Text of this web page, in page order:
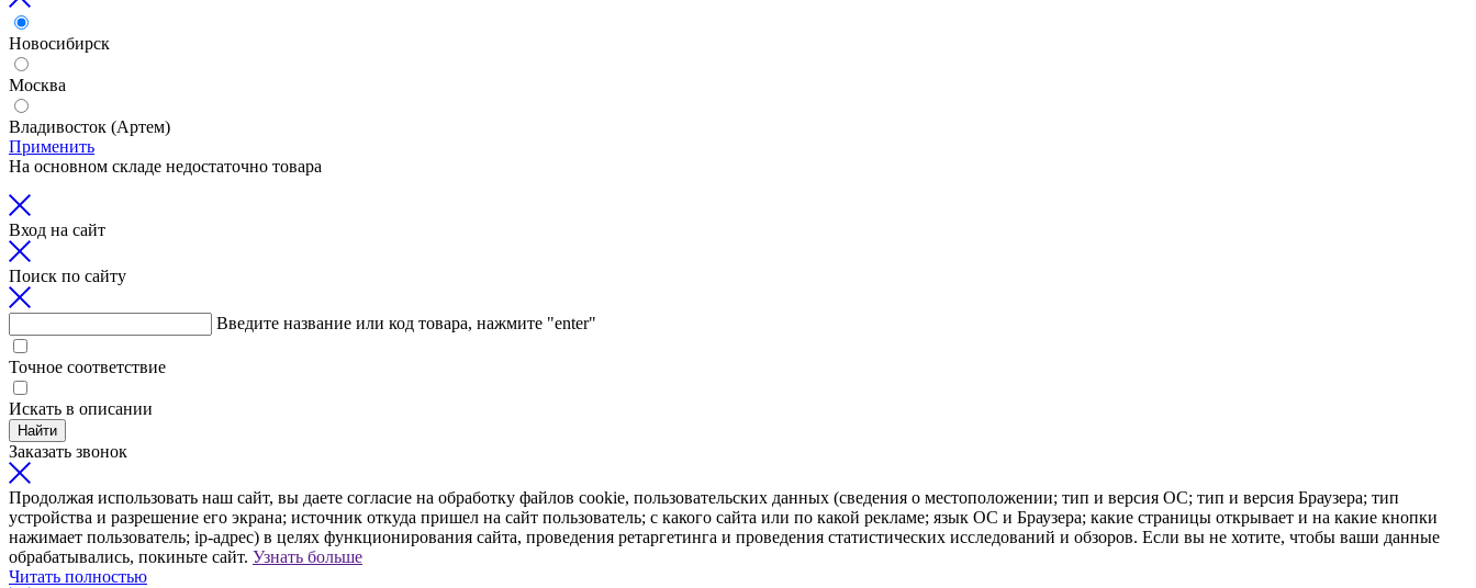
Новосибирск
Москва
Владивосток (Артем)
Применить
На основном складе недостаточно товара
Вход на сайт
Поиск по сайту
Введите название или код товара, нажмите "enter"
Точное соответствие
Искать в описании
Найти
Заказать звонок
Продолжая использовать наш сайт, вы даете согласие на обработку файлов cookie, пользовательских данных (сведения о местоположении; тип и версия ОС; тип и версия Браузера; тип
устройства и разрешение его экрана; источник откуда пришел на сайт пользователь; с какого сайта или по какой рекламе; язык ОС и Браузера; какие страницы открывает и на какие кнопки
нажимает пользователь; ip-адрес) в целях функционирования сайта, проведения ретаргетинга и проведения статистических исследований и обзоров. Если вы не хотите, чтобы ваши данные
обрабатывались, покиньте сайт. Узнать больше
Читать полностью